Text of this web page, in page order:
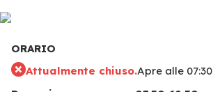
ORARIO
Attualmente chiuso.Apre alle 07:30